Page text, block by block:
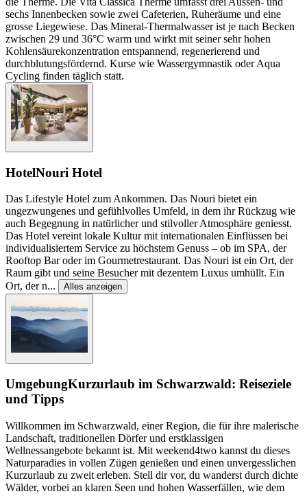
sechs Innen­becken sowie zwei Cafeterien, Ruheräume und eine
grosse Liegewiese. Das Mineral-Thermalwasser ist je nach Becken
zwischen 29 und 36°C warm und wirkt mit seiner sehr hohen
Kohlensäurekonzentration entspannend, re­generie­rend und
durchblutungsfördernd. Kurse wie Wasser­gymnastik oder Aqua
Cycling finden täglich statt.
HotelNouri Hotel
Das Lifestyle Hotel zum Ankommen. Das Nouri bietet ein
ungezwungenes und gefühlvolles Umfeld, in dem ihr Rückzug wie
auch Begegnung in natürlicher und stilvoller Atmosphäre geniesst.
Das Hotel vereint lokale Kultur mit internationalen Einflüssen bei
individualisiertem Service zu höchstem Genuss – ob im SPA, der
Rooftop Bar oder im Gourmetrestaurant. Das Nouri ist ein Ort, der
Raum gibt und seine Besucher mit dezentem Luxus umhüllt. Ein
Ort, der n... Alles anzeigen
UmgebungKurzurlaub im Schwarzwald: Reiseziele
und Tipps
Willkommen im Schwarzwald, einer Region, die für ihre malerische
Landschaft, traditionellen Dörfer und erstklassigen
Wellnessangebote bekannt ist. Mit weekend4two kannst du dieses
Naturparadies in vollen Zügen genießen und einen unvergesslichen
Kurzurlaub zu zweit erleben. Stell dir vor, du wanderst durch dichte
Wälder, vorbei an klaren Seen und hohen Wasserfällen, wie dem